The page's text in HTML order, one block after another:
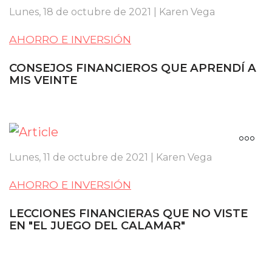
Lunes, 18 de octubre de 2021 | Karen Vega
AHORRO E INVERSIÓN
CONSEJOS FINANCIEROS QUE APRENDÍ A
MIS VEINTE
Lunes, 11 de octubre de 2021 | Karen Vega
AHORRO E INVERSIÓN
LECCIONES FINANCIERAS QUE NO VISTE
EN "EL JUEGO DEL CALAMAR"